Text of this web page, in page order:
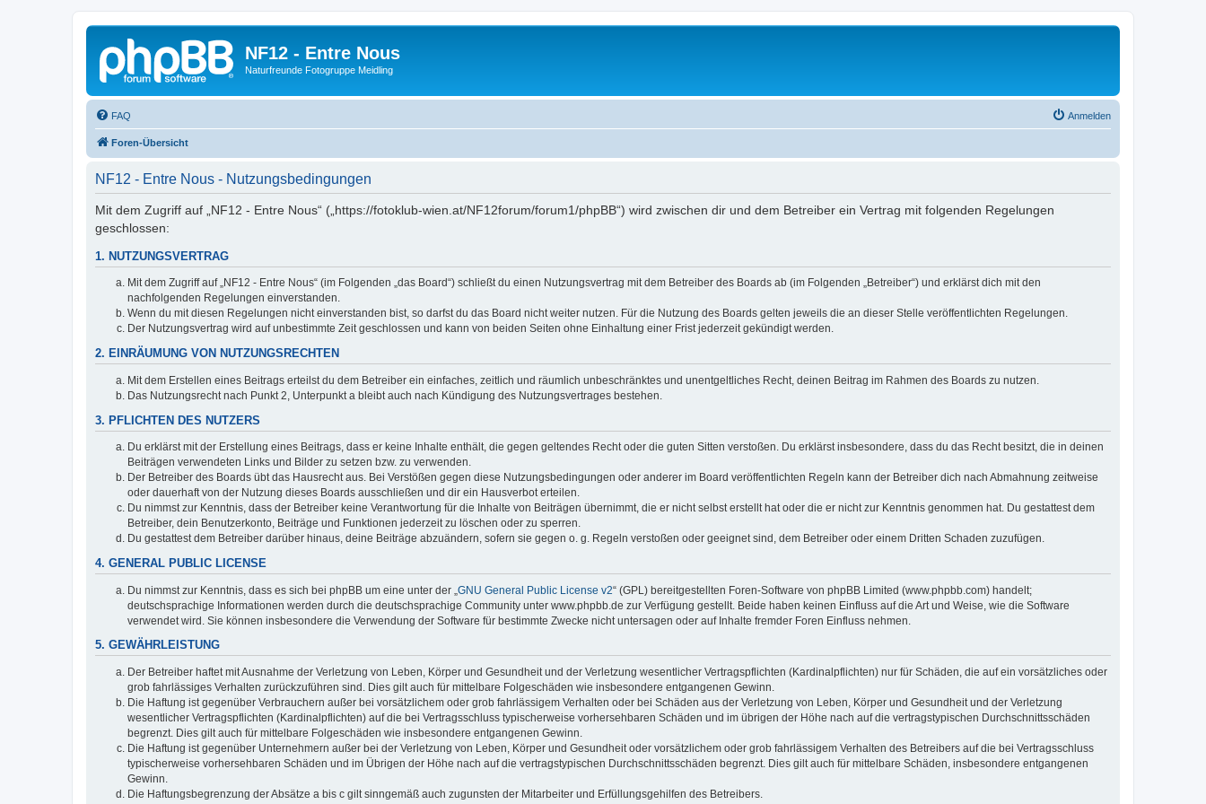
NF12 - Entre Nous
Naturfreunde Fotogruppe Meidling
FAQ Anmelden
Foren-Übersicht
NF12 - Entre Nous - Nutzungsbedingungen
Mit dem Zugriff auf „NF12 - Entre Nous“ („https://fotoklub-wien.at/NF12forum/forum1/phpBB“) wird zwischen dir und dem Betreiber ein Vertrag mit folgenden Regelungen
geschlossen:
1. NUTZUNGSVERTRAG
Mit dem Zugriff auf „NF12 - Entre Nous“ (im Folgenden „das Board“) schließt du einen Nutzungsvertrag mit dem Betreiber des Boards ab (im Folgenden „Betreiber“) und erklärst dich mit den
nachfolgenden Regelungen einverstanden.
Wenn du mit diesen Regelungen nicht einverstanden bist, so darfst du das Board nicht weiter nutzen. Für die Nutzung des Boards gelten jeweils die an dieser Stelle veröffentlichten Regelungen.
Der Nutzungsvertrag wird auf unbestimmte Zeit geschlossen und kann von beiden Seiten ohne Einhaltung einer Frist jederzeit gekündigt werden.
2. EINRÄUMUNG VON NUTZUNGSRECHTEN
Mit dem Erstellen eines Beitrags erteilst du dem Betreiber ein einfaches, zeitlich und räumlich unbeschränktes und unentgeltliches Recht, deinen Beitrag im Rahmen des Boards zu nutzen.
Das Nutzungsrecht nach Punkt 2, Unterpunkt a bleibt auch nach Kündigung des Nutzungsvertrages bestehen.
3. PFLICHTEN DES NUTZERS
Du erklärst mit der Erstellung eines Beitrags, dass er keine Inhalte enthält, die gegen geltendes Recht oder die guten Sitten verstoßen. Du erklärst insbesondere, dass du das Recht besitzt, die in deinen
Beiträgen verwendeten Links und Bilder zu setzen bzw. zu verwenden.
Der Betreiber des Boards übt das Hausrecht aus. Bei Verstößen gegen diese Nutzungsbedingungen oder anderer im Board veröffentlichten Regeln kann der Betreiber dich nach Abmahnung zeitweise
oder dauerhaft von der Nutzung dieses Boards ausschließen und dir ein Hausverbot erteilen.
Du nimmst zur Kenntnis, dass der Betreiber keine Verantwortung für die Inhalte von Beiträgen übernimmt, die er nicht selbst erstellt hat oder die er nicht zur Kenntnis genommen hat. Du gestattest dem
Betreiber, dein Benutzerkonto, Beiträge und Funktionen jederzeit zu löschen oder zu sperren.
Du gestattest dem Betreiber darüber hinaus, deine Beiträge abzuändern, sofern sie gegen o. g. Regeln verstoßen oder geeignet sind, dem Betreiber oder einem Dritten Schaden zuzufügen.
4. GENERAL PUBLIC LICENSE
Du nimmst zur Kenntnis, dass es sich bei phpBB um eine unter der „ GNU General Public License v2“ (GPL) bereitgestellten Foren-Software von phpBB Limited (www.phpbb.com) handelt;
deutschsprachige Informationen werden durch die deutschsprachige Community unter www.phpbb.de zur Verfügung gestellt. Beide haben keinen Einfluss auf die Art und Weise, wie die Software
verwendet wird. Sie können insbesondere die Verwendung der Software für bestimmte Zwecke nicht untersagen oder auf Inhalte fremder Foren Einfluss nehmen.
5. GEWÄHRLEISTUNG
Der Betreiber haftet mit Ausnahme der Verletzung von Leben, Körper und Gesundheit und der Verletzung wesentlicher Vertragspflichten (Kardinalpflichten) nur für Schäden, die auf ein vorsätzliches oder
grob fahrlässiges Verhalten zurückzuführen sind. Dies gilt auch für mittelbare Folgeschäden wie insbesondere entgangenen Gewinn.
Die Haftung ist gegenüber Verbrauchern außer bei vorsätzlichem oder grob fahrlässigem Verhalten oder bei Schäden aus der Verletzung von Leben, Körper und Gesundheit und der Verletzung
wesentlicher Vertragspflichten (Kardinalpflichten) auf die bei Vertragsschluss typischerweise vorhersehbaren Schäden und im übrigen der Höhe nach auf die vertragstypischen Durchschnittsschäden
begrenzt. Dies gilt auch für mittelbare Folgeschäden wie insbesondere entgangenen Gewinn.
Die Haftung ist gegenüber Unternehmern außer bei der Verletzung von Leben, Körper und Gesundheit oder vorsätzlichem oder grob fahrlässigem Verhalten des Betreibers auf die bei Vertragsschluss
typischerweise vorhersehbaren Schäden und im Übrigen der Höhe nach auf die vertragstypischen Durchschnittsschäden begrenzt. Dies gilt auch für mittelbare Schäden, insbesondere entgangenen
Gewinn.
Die Haftungsbegrenzung der Absätze a bis c gilt sinngemäß auch zugunsten der Mitarbeiter und Erfüllungsgehilfen des Betreibers.